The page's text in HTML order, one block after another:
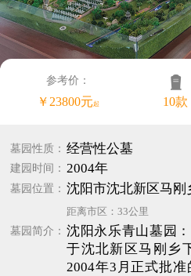
参考价：
￥23800元起 10款
墓园性质： 经营性公墓
建园时间： 2004年
墓园位置： 沈阳市沈北新区马刚
距离市区：33公里
墓园简介： 沈阳永乐青山墓园
于沈北新区马刚乡
2004年3月正式批